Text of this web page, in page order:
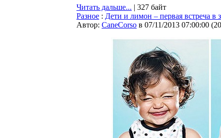
Читать дальше... | 327 байт
Разное : Дети и лимон – первая встреча в
Автор: CaneCorso в 07/11/2013 07:00:00 (